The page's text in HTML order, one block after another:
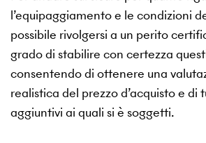
l’equipaggiamento e le condizioni
possibile rivolgersi a un perito
grado di stabilire con certezza
consentendo di ottenere una
realistica del prezzo d’acquisto e di
aggiuntivi ai quali si è soggetti.